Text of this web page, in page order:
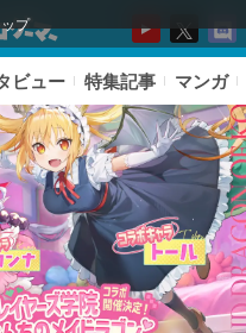
プ
ビュー 特集記事 マンガ